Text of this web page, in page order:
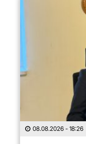
08.08.2026 - 18:26